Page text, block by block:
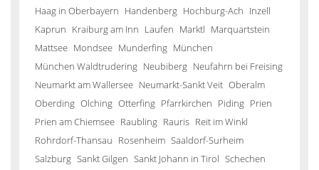
Haag in Oberbayern Handenberg Hochburg-Ach Inzell
Kaprun Kraiburg am Inn Laufen Marktl Marquartstein
Mattsee Mondsee Munderfing München
München Waldtrudering Neubiberg Neufahrn bei Freising
Neumarkt am Wallersee Neumarkt-Sankt Veit Oberalm
Oberding Olching Otterfing Pfarrkirchen Piding Prien
Prien am Chiemsee Raubling Rauris Reit im Winkl
Rohrdorf-Thansau Rosenheim Saaldorf-Surheim
Salzburg Sankt Gilgen Sankt Johann in Tirol Schechen